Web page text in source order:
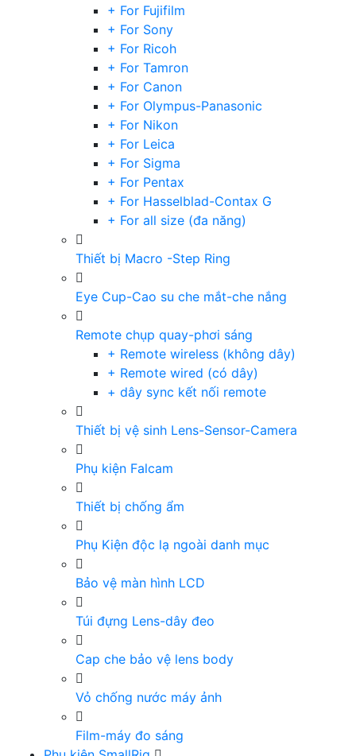
+ For Fujifilm
+ For Sony
+ For Ricoh
+ For Tamron
+ For Canon
+ For Olympus-Panasonic
+ For Nikon
+ For Leica
+ For Sigma
+ For Pentax
+ For Hasselblad-Contax G
+ For all size (đa năng)
Thiết bị Macro -Step Ring
Eye Cup-Cao su che mắt-che nắng
Remote chụp quay-phơi sáng
+ Remote wireless (không dây)
+ Remote wired (có dây)
+ dây sync kết nối remote
Thiết bị vệ sinh Lens-Sensor-Camera
Phụ kiện Falcam
Thiết bị chống ẩm
Phụ Kiện độc lạ ngoài danh mục
Bảo vệ màn hình LCD
Túi đựng Lens-dây đeo
Cap che bảo vệ lens body
Vỏ chống nước máy ảnh
Film-máy đo sáng